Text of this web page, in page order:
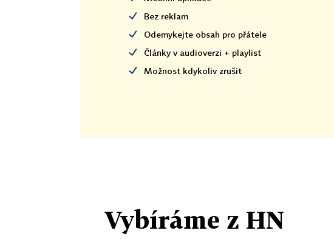
Bez reklam
Odemykejte obsah pro přátele
Články v audioverzi + playlist
Možnost kdykoliv zrušit
Vybíráme z HN